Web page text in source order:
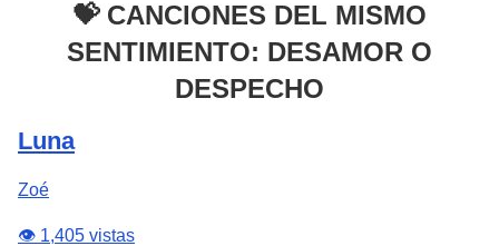
💝 CANCIONES DEL MISMO
SENTIMIENTO: DESAMOR O
DESPECHO
Luna
Zoé
👁️ 1,405 vistas